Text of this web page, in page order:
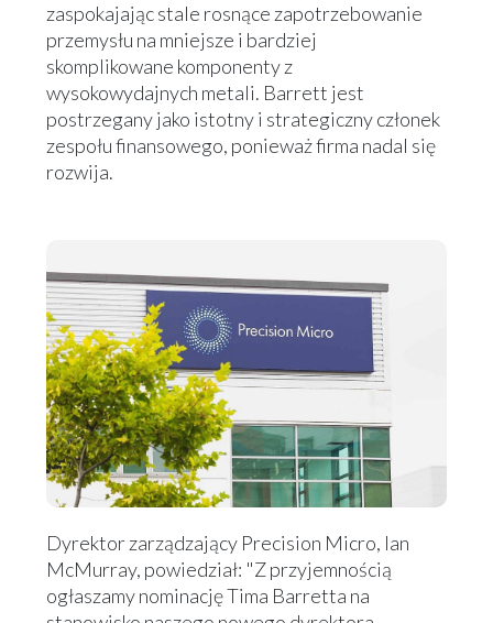
zaspokajając stale rosnące zapotrzebowanie
przemysłu na mniejsze i bardziej
skomplikowane komponenty z
wysokowydajnych metali. Barrett jest
postrzegany jako istotny i strategiczny członek
zespołu finansowego, ponieważ firma nadal się
rozwija.
Dyrektor zarządzający Precision Micro, Ian
McMurray, powiedział: "Z przyjemnością
ogłaszamy nominację Tima Barretta na